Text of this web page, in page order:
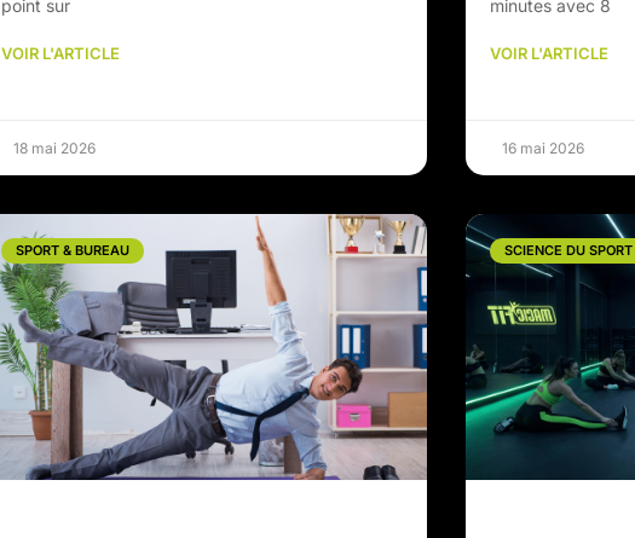
point sur
VOIR L'ARTICLE
18 mai 2026
minutes avec 8
VOIR L'ARTICLE
16 mai 2026
SPORT & BUREAU SCIENCE DU SPORT